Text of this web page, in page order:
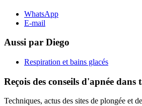
WhatsApp
E-mail
Aussi par Diego
Respiration et bains glacés
Reçois des conseils d'apnée dans
Techniques, actus des sites de plongée et